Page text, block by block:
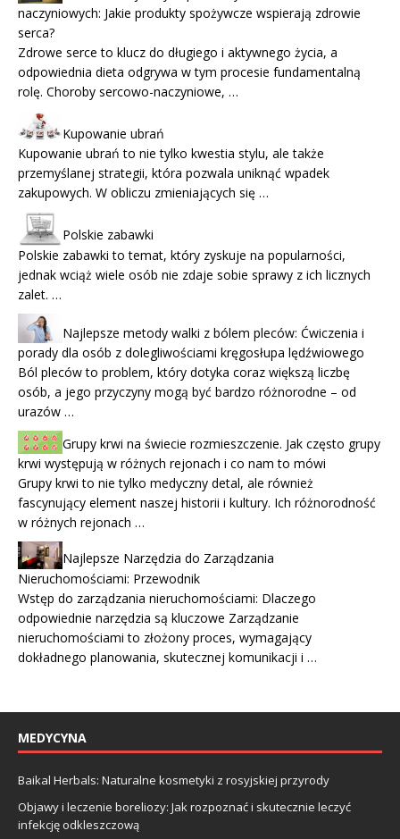
naczyniowych: Jakie produkty spożywcze wspierają zdrowie
serca?
Zdrowe serce to klucz do długiego i aktywnego życia, a
odpowiednia dieta odgrywa w tym procesie fundamentalną
rolę. Choroby sercowo-naczyniowe, …
Kupowanie ubrań
Kupowanie ubrań to nie tylko kwestia stylu, ale także
przemyślanej strategii, która pozwala uniknąć wpadek
zakupowych. W obliczu zmieniających się …
Polskie zabawki
Polskie zabawki to temat, który zyskuje na popularności,
jednak wciąż wiele osób nie zdaje sobie sprawy z ich licznych
zalet. …
Najlepsze metody walki z bólem pleców: Ćwiczenia i
porady dla osób z dolegliwościami kręgosłupa lędźwiowego
Ból pleców to problem, który dotyka coraz większą liczbę
osób, a jego przyczyny mogą być bardzo różnorodne – od
urazów …
Grupy krwi na świecie rozmieszczenie. Jak często grupy
krwi występują w różnych rejonach i co nam to mówi
Grupy krwi to nie tylko medyczny detal, ale również
fascynujący element naszej historii i kultury. Ich różnorodność
w różnych rejonach …
Najlepsze Narzędzia do Zarządzania
Nieruchomościami: Przewodnik
Wstęp do zarządzania nieruchomościami: Dlaczego
odpowiednie narzędzia są kluczowe Zarządzanie
nieruchomościami to złożony proces, wymagający
dokładnego planowania, skutecznej komunikacji i …
MEDYCYNA
Baikal Herbals: Naturalne kosmetyki z rosyjskiej przyrody
Objawy i leczenie boreliozy: Jak rozpoznać i skutecznie leczyć
infekcję odkleszczową